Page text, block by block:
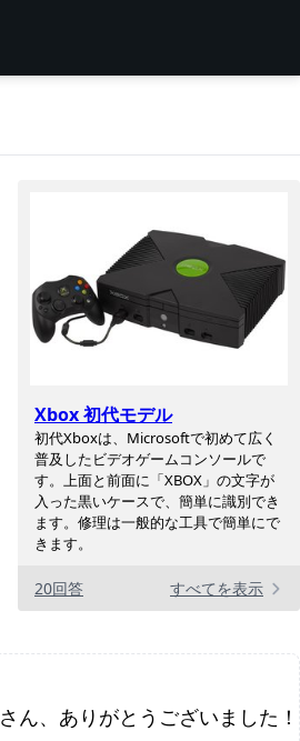
Xbox 初代モデル
初代Xboxは、Microsoftで初めて広く
普及したビデオゲームコンソールで
す。上面と前面に「XBOX」の文字が
入った黒いケースで、簡単に識別でき
ます。修理は一般的な工具で簡単にで
きます。
20回答 すべてを表示
さん、ありがとうございました！